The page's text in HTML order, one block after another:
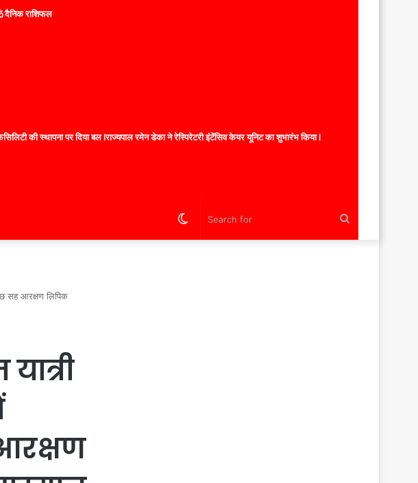
दैनिक राशिफल
की स्थापना पर दिया बल lराज्यपाल रमेन डेका ने रेस्पिरेटरी इंटेंसिव केयर यूनिट का शुभारंभ किया l
Switch
सह आरक्षण लिपिक